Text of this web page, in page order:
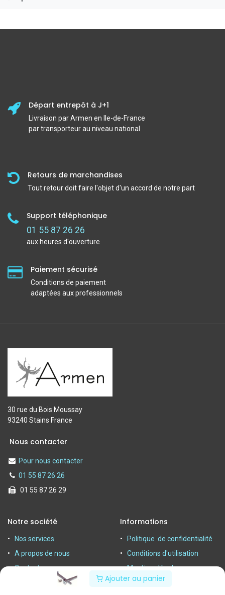
Ajouter au panier
Départ entrepôt à J+1
Livraison par Armen en Ile-de-France
par transporteur au niveau national
Retours de marchandises
Tout retour doit faire l'objet d'un accord de notre part
Support téléphonique
01 55 87 26 26
aux heures d'ouverture
Paiement sécurisé
Conditions de paiement
adaptées aux professionnels
30 rue du Bois Moussay
93240 Stains France
Nous contacter
Pour nous contacter
01 55 87 26 26
01 55 87 26 29
Notre société
Nos services
A propos de nous
Contactez-nous
Informations
Politique de confidentialité
Conditions d'utilisation
Mentions légales